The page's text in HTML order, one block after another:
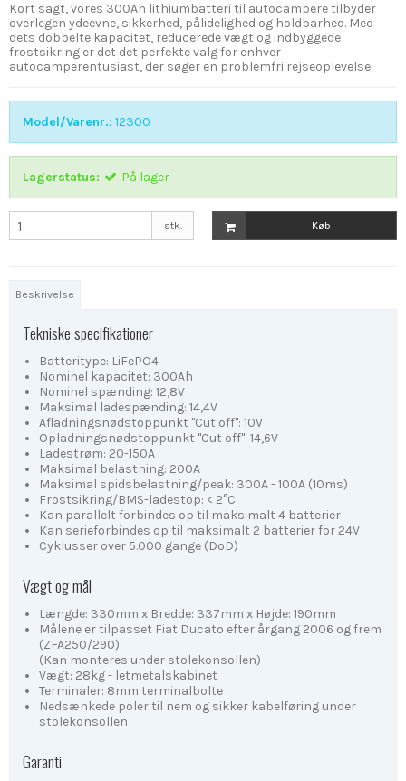
Kort sagt, vores 300Ah lithiumbatteri til autocampere tilbyder
overlegen ydeevne, sikkerhed, pålidelighed og holdbarhed. Med
dets dobbelte kapacitet, reducerede vægt og indbyggede
frostsikring er det det perfekte valg for enhver
autocamperentusiast, der søger en problemfri rejseoplevelse.
Model/Varenr.: 12300
Lagerstatus: På lager
stk. Køb
Beskrivelse
Tekniske specifikationer
Batteritype: LiFePO4
Nominel kapacitet: 300Ah
Nominel spænding: 12,8V
Maksimal ladespænding: 14,4V
Afladningsnødstoppunkt "Cut off": 10V
Opladningsnødstoppunkt "Cut off": 14,6V
Ladestrøm: 20-150A
Maksimal belastning: 200A
Maksimal spidsbelastning/peak: 300A - 100A (10ms)
Frostsikring/BMS-ladestop: < 2°C
Kan parallelt forbindes op til maksimalt 4 batterier
Kan serieforbindes op til maksimalt 2 batterier for 24V
Cyklusser over 5.000 gange (DoD)
Vægt og mål
Længde: 330mm x Bredde: 337mm x Højde: 190mm
Målene er tilpasset Fiat Ducato efter årgang 2006 og frem
(ZFA250/290).
(Kan monteres under stolekonsollen)
Vægt: 28kg - letmetalskabinet
Terminaler: 8mm terminalbolte
Nedsænkede poler til nem og sikker kabelføring under
stolekonsollen
Garanti